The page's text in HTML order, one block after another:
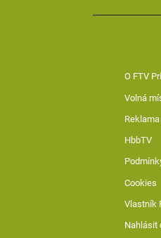
O FTV
Volná
Reklama
HbbTV
Cookies
Vlastník
Nahlásit